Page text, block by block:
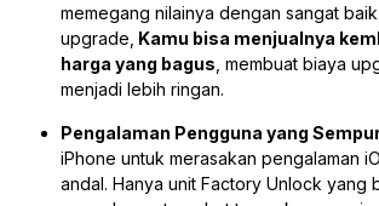
memegang nilainya dengan sangat
upgrade, Kamu bisa menjualnya
harga yang bagus , membuat biaya
menjadi lebih ringan.
Pengalaman Pengguna yang
iPhone untuk merasakan pengalaman
andal. Hanya unit Factory Unlock yang